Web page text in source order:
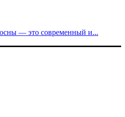
— это современный и...